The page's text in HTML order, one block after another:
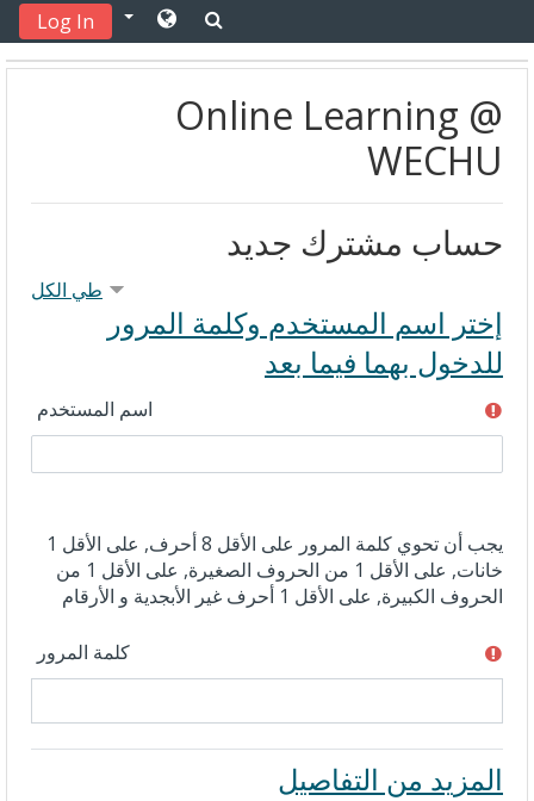
تجاوز إلى المحتوى الرئيسي
Log In
Online Learning @
WECHU
حساب مشترك جديد
طي الكل
إختر اسم المستخدم وكلمة المرور
للدخول بهما فيما بعد
اسم المستخدم
يجب أن تحوي كلمة المرور على الأقل 8 أحرف, على الأقل 1
خانات, على الأقل 1 من الحروف الصغيرة, على الأقل 1 من
الحروف الكبيرة, على الأقل 1 أحرف غير الأبجدية و الأرقام
كلمة المرور
المزيد من التفاصيل